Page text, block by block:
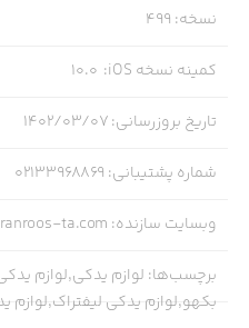
نسخه:
499
کمینه نسخه iOS :
10.0
تاریخ بروزرسانی:۱۴۰۲/۰۳/۰۷
شماره پشتیبانی:
02133968869
وبسایت سازنده:
ta.com
برچسب‌ها: لوازم یدکی,لوازم
بکهو,لوازم یدکی لیفتراک,لوازم